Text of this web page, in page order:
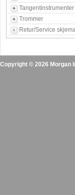
Tangentinstrumenter
Trommer
Retur/Service
Copyright © 2026 Morgan